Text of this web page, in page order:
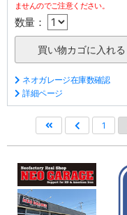
ませんのでご注意ください。
数量：
ネオガレージ在庫数確認
詳細ページ
1